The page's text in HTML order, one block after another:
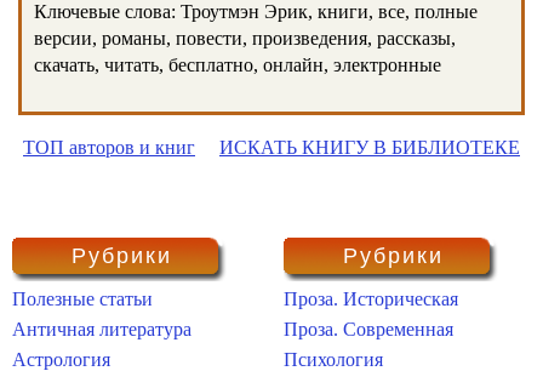
Ключевые слова: Троутмэн Эрик, книги, все, полные
версии, романы, повести, произведения, рассказы,
скачать, читать, бесплатно, онлайн, электронные
ТОП авторов и книг ИСКАТЬ КНИГУ В БИБЛИОТЕКЕ
Рубрики
Полезные статьи
Античная литература
Астрология
Рубрики
Проза. Историческая
Проза. Современная
Психология